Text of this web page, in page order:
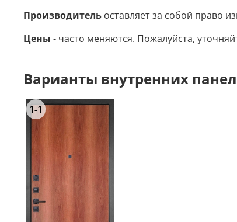
Производитель оставляет за собой право
Цены - часто меняются. Пожалуйста,
Варианты внутренних
1-1